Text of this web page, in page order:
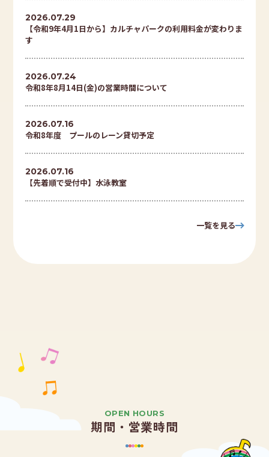
2026.07.29
【令和9年4月1日から】カルチャパークの利用料金が変わりま
す
2026.07.24
令和8年8月14日(金)の営業時間について
2026.07.16
令和8年度 プールのレーン貸切予定
2026.07.16
【先着順で受付中】水泳教室
一覧を見る
OPEN HOURS
期間・営業時間